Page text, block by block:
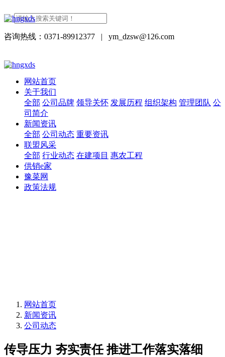
咨询热线：0371-89912377 | ym_dzsw@126.com
网站首页
关于我们
全部 公司品牌 领导关怀 发展历程 组织架构 管理团队 公
司简介
新闻资讯
全部 公司动态 重要资讯
联盟风采
全部 行业动态 在建项目 惠农工程
供销e家
豫菜网
政策法规
网站首页
新闻资讯
公司动态
传导压力 夯实责任 推进工作落实落细